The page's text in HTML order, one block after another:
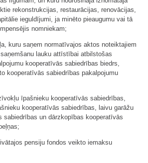
rekonstrukcijas, restaurācijas, renovācijas,
ieguldījumi, ja minēto pieaugumu vai tā
nomniekam;
kuru saņem normatīvajos aktos noteiktajiem
lauku attīstībai atbilstošas
kooperatīvās sabiedrības biedrs,
kooperatīvās sabiedrības pakalpojumu
īpašnieku kooperatīvās sabiedrības,
kooperatīvās sabiedrības, laivu garāžu
sabiedrības un dārzkopības kooperatīvās
pensiju fondos veikto iemaksu